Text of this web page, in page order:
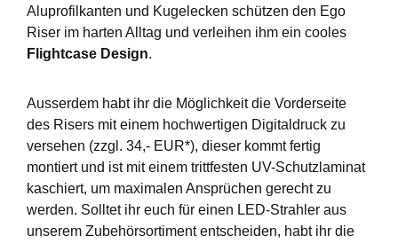
Aluprofilkanten und Kugelecken schützen den Ego
Riser im harten Alltag und verleihen ihm ein cooles
Flightcase Design.
Ausserdem habt ihr die Möglichkeit die Vorderseite
des Risers mit einem hochwertigen Digitaldruck zu
versehen (zzgl. 34,- EUR*), dieser kommt fertig
montiert und ist mit einem trittfesten UV-Schutzlaminat
kaschiert, um maximalen Ansprüchen gerecht zu
werden. Solltet ihr euch für einen LED-Strahler aus
unserem Zubehörsortiment entscheiden, habt ihr die